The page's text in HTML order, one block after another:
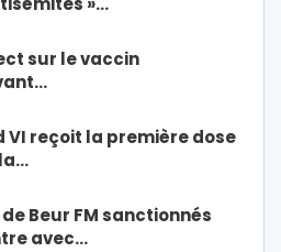
sur le vaccin
VI reçoit la première dose
Beur FM sanctionnés
avec…